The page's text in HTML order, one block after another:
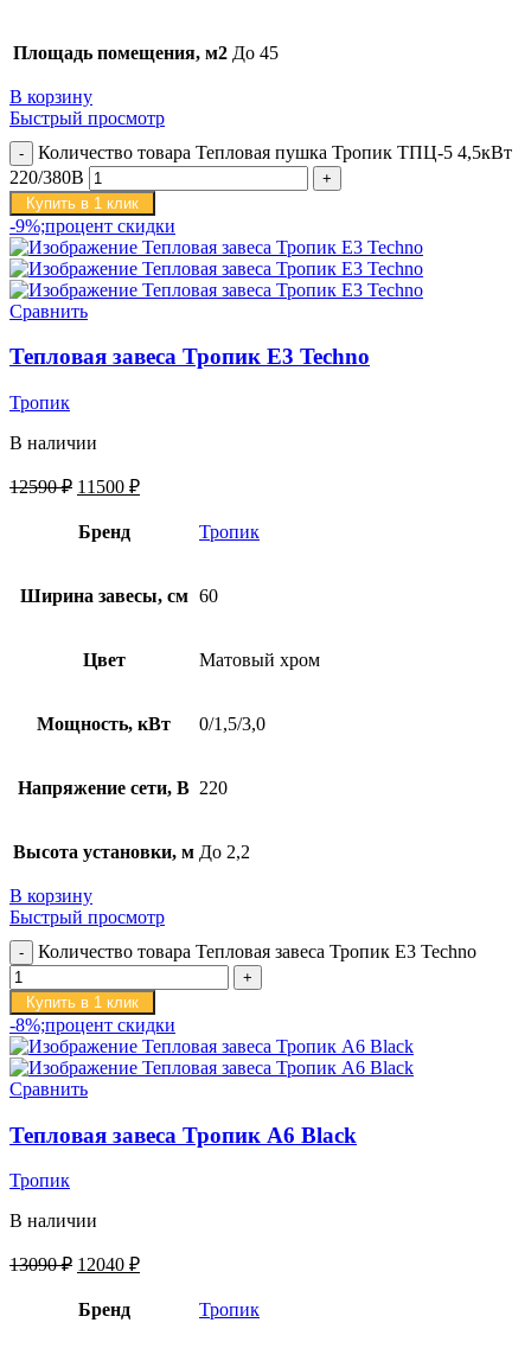
Площадь помещения, м2 До 45
В корзину
Быстрый просмотр
Количество товара Тепловая пушка Тропик ТПЦ-5 4,5кВт
220/380В
Купить в 1 клик
-9%;процент скидки
Сравнить
Тепловая завеса Тропик E3 Techno
Тропик
В наличии
12590₽ 11500 ₽
Бренд Тропик
Ширина завесы, см 60
Цвет Матовый хром
Мощность, кВт 0/1,5/3,0
Напряжение сети, В 220
Высота установки, м До 2,2
В корзину
Быстрый просмотр
Количество товара Тепловая завеса Тропик E3 Techno
Купить в 1 клик
-8%;процент скидки
Сравнить
Тепловая завеса Тропик А6 Black
Тропик
В наличии
13090₽ 12040 ₽
Бренд Тропик